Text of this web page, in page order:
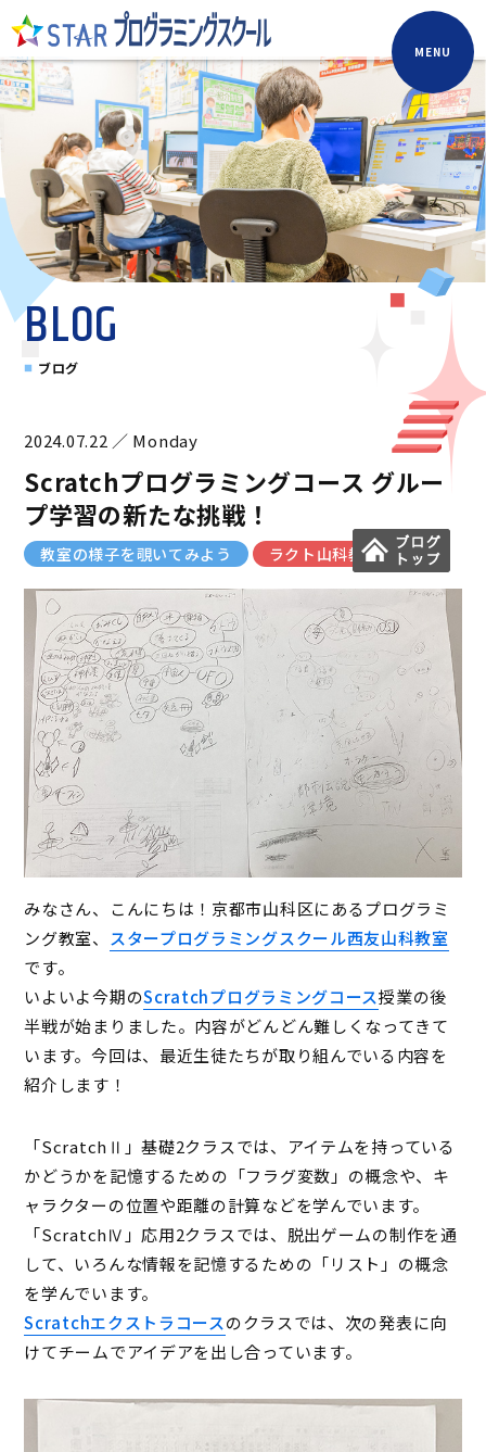
MENU
BLOG
ブログ
2024.07.22 ／ Monday
Scratchプログラミングコース グルー
プ学習の新たな挑戦！
教室の様子を覗いてみよう ラクト山科教室
みなさん、こんにちは！京都市山科区にあるプログラミ
ング教室、 スタープログラミングスクール西友山科教室
です。
いよいよ今期のScratchプログラミングコース授業の後
半戦が始まりました。内容がどんどん難しくなってきて
います。今回は、最近生徒たちが取り組んでいる内容を
紹介します！
「ScratchⅡ」基礎2クラスでは、アイテムを持っている
かどうかを記憶するための「フラグ変数」の概念や、キ
ャラクターの位置や距離の計算などを学んでいます。
「ScratchⅣ」応用2クラスでは、脱出ゲームの制作を通
して、いろんな情報を記憶するための「リスト」の概念
を学んでいます。
Scratchエクストラコースのクラスでは、次の発表に向
けてチームでアイデアを出し合っています。